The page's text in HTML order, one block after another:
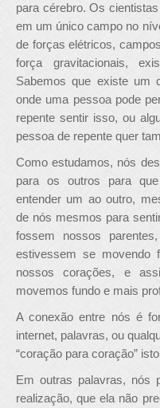
para cérebro. Os
em um único campo no
de forças elétricos,
força gravitacionais,
Sabemos que existe um
onde uma pessoa pode
repente sentir isso, ou
pessoa de repente quer
Como estudamos, nós
para os outros para
entender um ao outro,
de nós mesmos para
fossem nossos
estivessem se movendo
nossos corações, e
movemos fundo e mais
A conexão entre nós é
internet, palavras, ou
“coração para coração”
Em outras palavras, nós
realização, que ela não